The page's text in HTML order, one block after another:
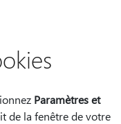
Paramètres et
de la fenêtre de votre